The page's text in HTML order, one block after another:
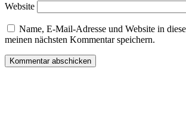
Website
Name, E-Mail-Adresse und Website in
meinen nächsten Kommentar speichern.